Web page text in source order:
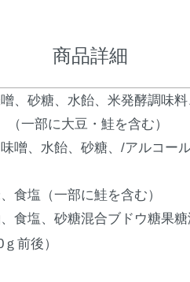
商品詳細
、砂糖、水飴、米発酵調味
一部に大豆・鮭を含む）
噌、水飴、砂糖、/アルコー
食塩（一部に鮭を含む）
食塩、砂糖混合ブドウ糖果糖
前後）